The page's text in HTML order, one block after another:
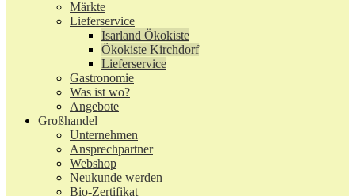
Märkte
Lieferservice
Isarland Ökokiste
Ökokiste Kirchdorf
Lieferservice
Gastronomie
Was ist wo?
Angebote
Großhandel
Unternehmen
Ansprechpartner
Webshop
Neukunde werden
Bio-Zertifikat